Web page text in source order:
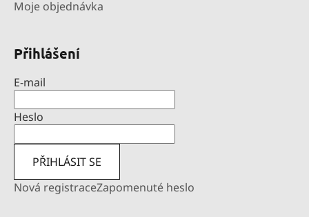
Moje objednávka
Přihlášení
E-mail
Heslo
PŘIHLÁSIT SE
Nová registraceZapomenuté heslo